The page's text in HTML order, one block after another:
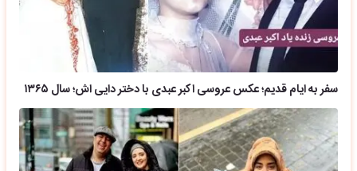
سفر به ایام قدیم؛ عکس عروسی اکبر عبدی با دختر دایی اش؛ سال ۱۳۶۵